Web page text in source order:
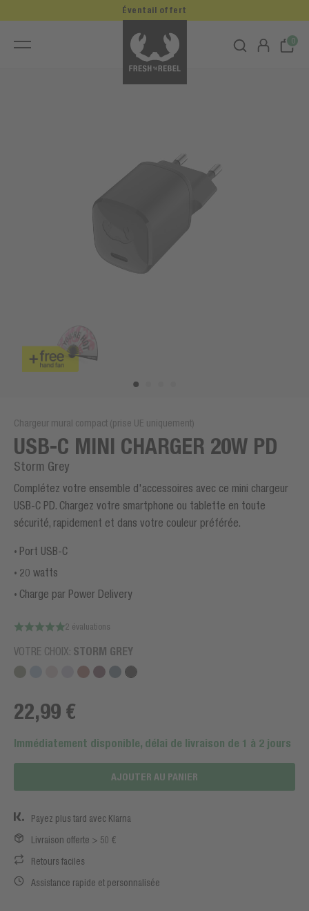
0
Éventail offert
Chargeur mural compact (prise UE uniquement)
USB-C MINI CHARGER 20W PD
Storm Grey
Complétez votre ensemble d'accessoires avec ce mini chargeur
USB-C PD. Chargez votre smartphone ou tablette en toute
sécurité, rapidement et dans votre couleur préférée.
Port USB-C
20 watts
Charge par Power Delivery
2 évaluations
VOTRE CHOIX: STORM GREY
22,99 €
Immédiatement disponible, délai de livraison de 1 à 2 jours
AJOUTER AU PANIER
Payez plus tard avec Klarna
Livraison offerte > 50 €
Retours faciles
Assistance rapide et personnalisée